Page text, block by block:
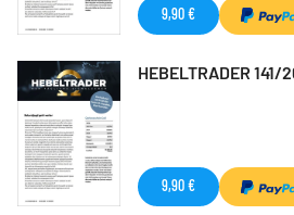
9,90 €
HEBELTRADER 141/
9,90 €